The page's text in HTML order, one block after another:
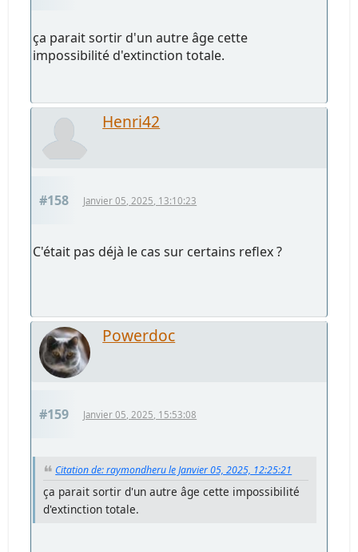
ça parait sortir d'un autre âge cette
impossibilité d'extinction totale.
Henri42
#158 Janvier 05, 2025, 13:10:23
C'était pas déjà le cas sur certains reflex ?
Powerdoc
#159 Janvier 05, 2025, 15:53:08
Citation de: raymondheru le Janvier 05, 2025, 12:25:21
ça parait sortir d'un autre âge cette impossibilité
d'extinction totale.